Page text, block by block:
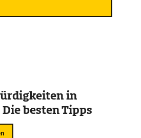
in
besten Tipps